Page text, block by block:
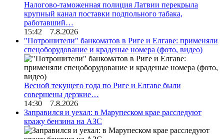
Налогово-таможенная полиция Латвии перекрыла
крупный канал поставки подпольного табака,
работавший…
15:42 7.8.2026
"Потрошители" банкоматов в Риге и Елгаве: применяли
спецоборудование и краденые номера (фото, видео)
Весной текущего года по Риге и Елгаве были
совершены дерзкие…
14:30 7.8.2026
Заправился и уехал: в Марупеском крае расследуют
кражу бензина на АЗС